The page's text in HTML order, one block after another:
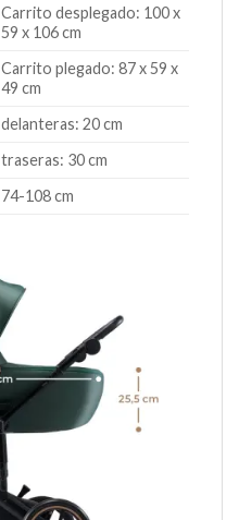
Carrito desplegado: 100 x
59 x 106 cm
Carrito plegado: 87 x 59 x
49 cm
delanteras: 20 cm
traseras: 30 cm
74-108 cm